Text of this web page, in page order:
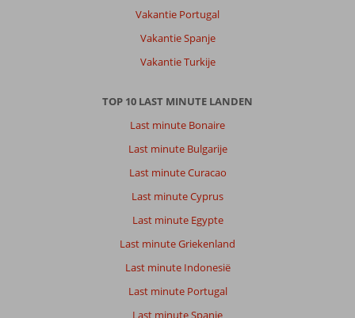
Vakantie Portugal
Vakantie Spanje
Vakantie Turkije
TOP 10 LAST MINUTE LANDEN
Last minute Bonaire
Last minute Bulgarije
Last minute Curacao
Last minute Cyprus
Last minute Egypte
Last minute Griekenland
Last minute Indonesië
Last minute Portugal
Last minute Spanje